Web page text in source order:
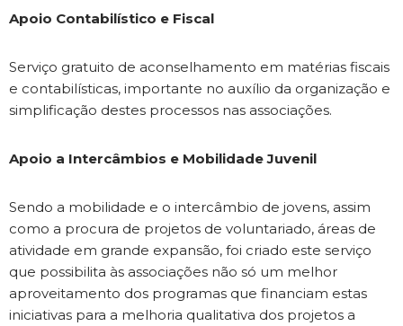
Apoio Contabilístico e Fiscal
Serviço gratuito de aconselhamento em matérias fiscais
e contabilísticas, importante no auxílio da organização e
simplificação destes processos nas associações.
Apoio a Intercâmbios e Mobilidade Juvenil
Sendo a mobilidade e o intercâmbio de jovens, assim
como a procura de projetos de voluntariado, áreas de
atividade em grande expansão, foi criado este serviço
que possibilita às associações não só um melhor
aproveitamento dos programas que financiam estas
iniciativas para a melhoria qualitativa dos projetos a